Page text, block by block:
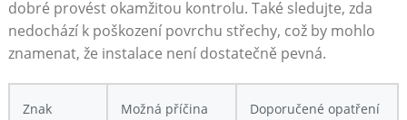
dobré provést okamžitou kontrolu. Také sledujte, zda‍
nedochází k poškození ‍povrchu střechy, což ⁤by mohlo
znamenat, že instalace není dostatečně pevná.
Znak
Možná příčina Doporučené​ opatření